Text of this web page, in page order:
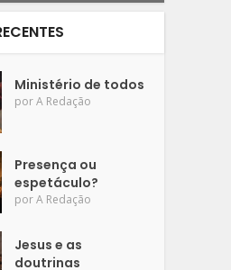
Ministério de todos
porA Redação
Presença ou
espetáculo?
porA Redação
Jesus e as
doutrinas